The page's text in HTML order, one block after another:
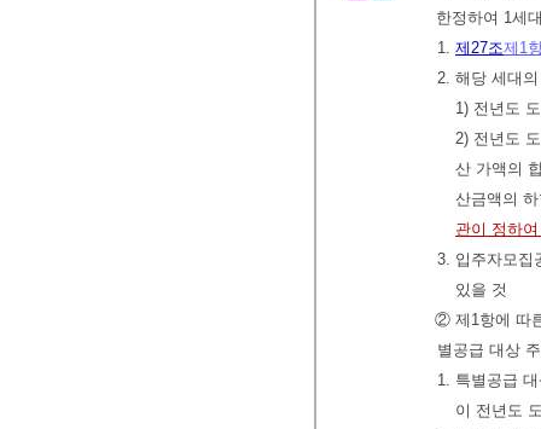
한정하여 1세
1. 제27조제1
2. 해당 세대
1) 전년도
2) 전년도
산 가액의
산금액의
관이 정하
3. 입주자모집
있을 것
② 제1항에 따
별공급 대상
1. 특별공급
이 전년도